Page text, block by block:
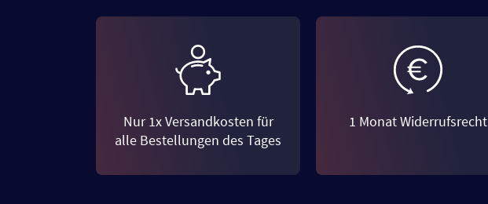
Nur 1x Versandkosten für
alle Bestellungen des Tages
1 Monat Widerrufsrecht